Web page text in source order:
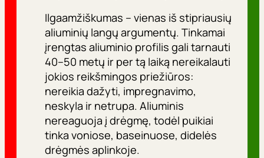
Ilgaamžiškumas – vienas iš stipriausių
aliuminių langų argumentų. Tinkamai
įrengtas aliuminio profilis gali tarnauti
40–50 metų ir per tą laiką nereikalauti
jokios reikšmingos priežiūros:
nereikia dažyti, impregnavimo,
neskyla ir netrupa. Aliuminis
nereaguoja į drėgmę, todėl puikiai
tinka voniose, baseinuose, didelės
drėgmės aplinkoje.